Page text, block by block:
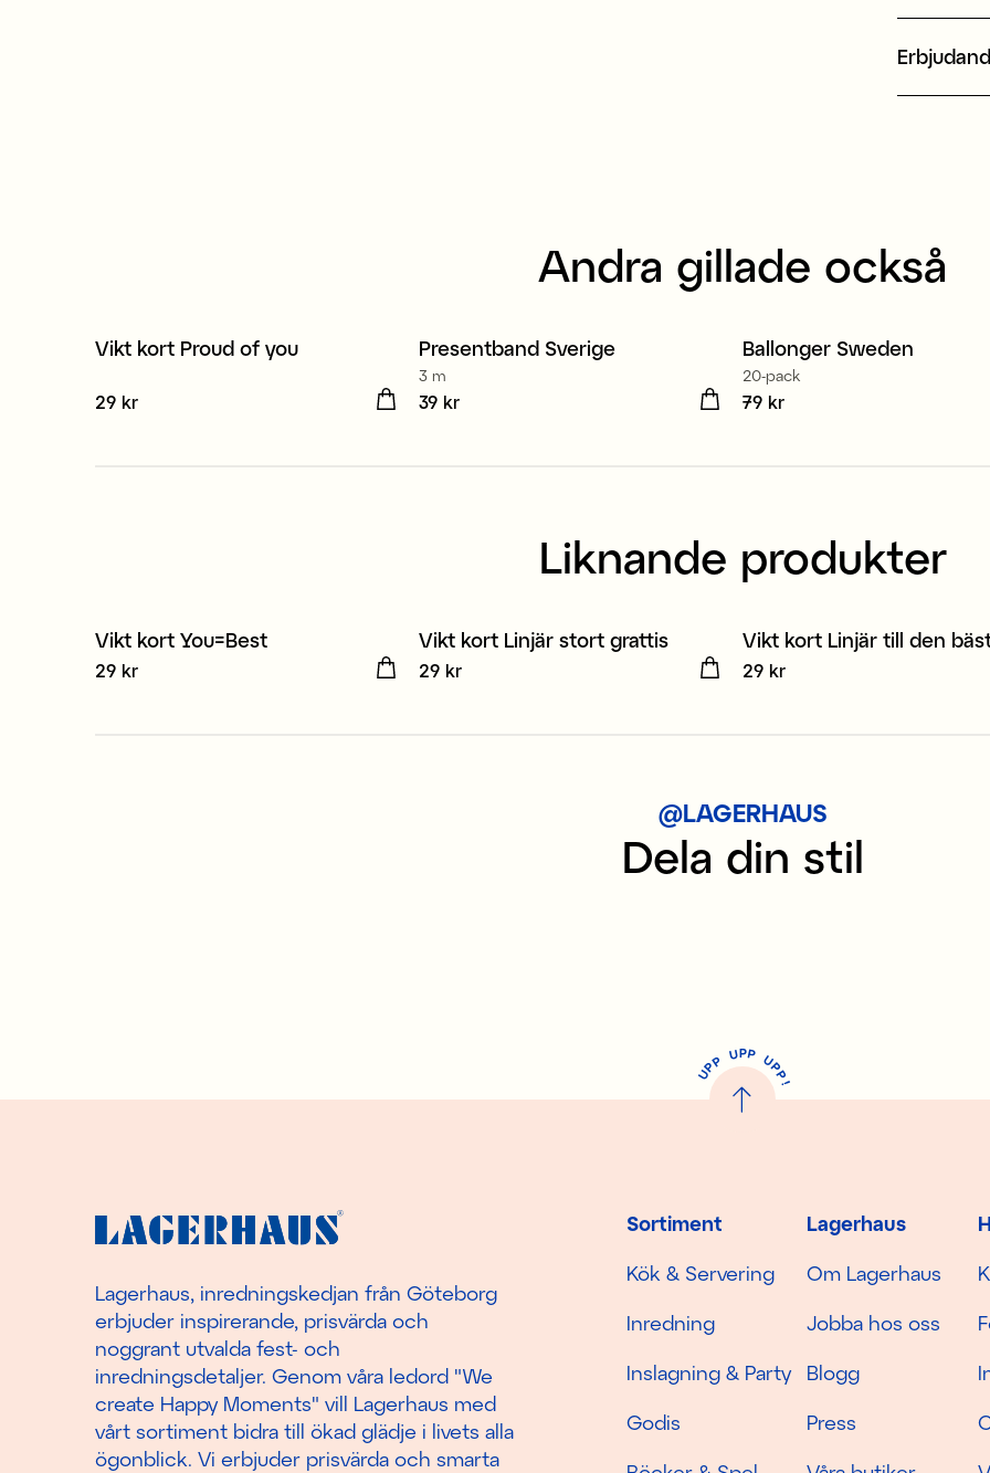
Andra gillade också
3 för 2
Vikt kort Proud of you
Pris:
29 kr
4 för 3
Presentband Sverige
3 m
Pris:
39 kr
Ballonger Sweden
20-pack
Pris:
79 kr
Liknande produkter
3 för 2
Vikt kort You=Best
Pris:
29 kr
3 för 2
Vikt kort Linjär stort grattis
Pris:
29 kr
3 för 2
Vikt kort Linjär till den
Pris:
29 kr
@LAGERHAUS
Dela din stil
U
P
P UPP UP
P
!
Sortiment
Kök & Servering
Inredning
Inslagning & Party
Godis
Lagerhaus
Om Lagerhaus
Jobba hos oss
Blogg
Press
Lagerhaus, inredningskedjan från Göteborg
erbjuder inspirerande, prisvärda och
noggrant utvalda fest- och
inredningsdetaljer. Genom våra ledord "We
create Happy Moments" vill Lagerhaus med
vårt sortiment bidra till ökad glädje i livets alla
ögonblick. Vi erbjuder prisvärda och smarta